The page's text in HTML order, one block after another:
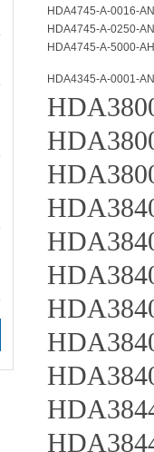
HDA4745-A-0016-
HDA4745-A-0250-
HDA4745-A-5000-
HDA4345-A-0001-